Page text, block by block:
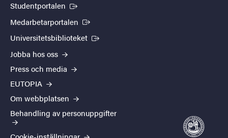
Studentportalen (Extern länk)
Medarbetarportalen (Extern länk)
Universitetsbiblioteket (Extern länk)
Jobba hos oss
Press och media
EUTOPIA
Om webbplatsen
Behandling av personuppgifter